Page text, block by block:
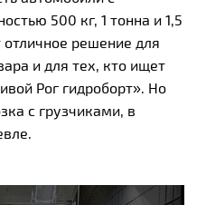
500 кг, 1 тонна и 1,5
решение для
и для тех, кто ищет
Рог гидроборт». Но
с грузчиками, в